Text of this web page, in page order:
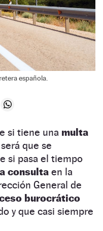
española.
si tiene una multa
que se
si pasa el tiempo
consulta en la
General de
burocrático
y que casi siempre